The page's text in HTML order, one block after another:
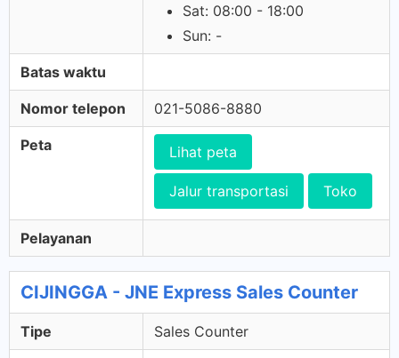
Sat: 08:00 - 18:00
Sun: -
Batas waktu
Nomor telepon 021-5086-8880
Peta Lihat peta
Jalur transportasi Toko
Pelayanan
CIJINGGA - JNE Express Sales Counter
Tipe Sales Counter